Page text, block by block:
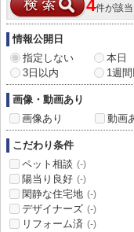
4件が該当
情報公開日
指定しない
本日
3日以内
1週
画像・動画あり
画像あり
動画
こだわり条件
ペット相談 (-)
陽当り良好 (-)
閑静な住宅地 (-)
デザイナーズ (-)
リフォーム済 (-)